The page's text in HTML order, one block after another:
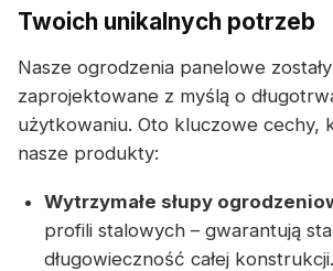
Twoich unikalnych potrzeb
Nasze ogrodzenia panelowe zostały
zaprojektowane z myślą o
użytkowaniu. Oto kluczowe cechy,
nasze produkty:
Wytrzymałe słupy
profili stalowych – gwarantują
długowieczność całej konstrukcji.